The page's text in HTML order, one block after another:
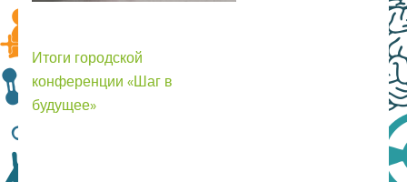
Навигация
по
записям
Итоги городской
конференции «Шаг в
будущее»